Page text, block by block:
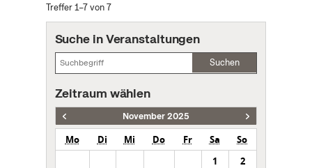
Treffer 1–7 von 7
Suche in Veranstaltungen
Suchen
Zeitraum wählen
November 2025
Mo Di Mi Do Fr Sa
So
1
2